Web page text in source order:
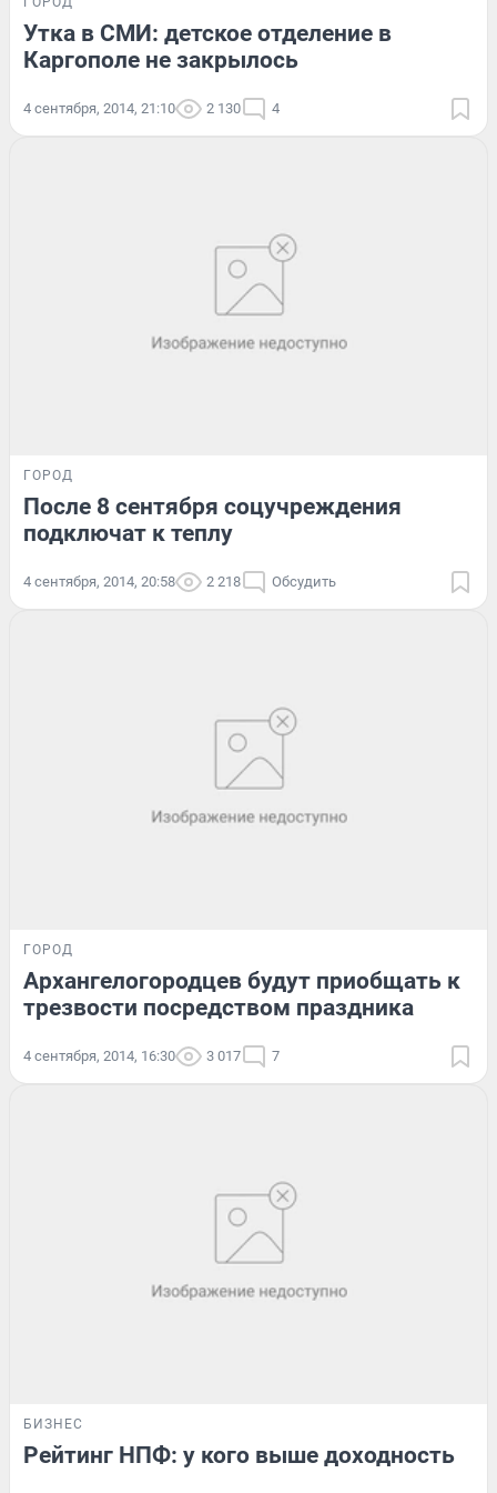
Утка в СМИ: детское отделение в
Каргополе не закрылось
4 сентября, 2014, 21:10 2 130 4
ГОРОД
После 8 сентября соцучреждения
подключат к теплу
4 сентября, 2014, 20:58 2 218 Обсудить
ГОРОД
Архангелогородцев будут приобщать к
трезвости посредством праздника
4 сентября, 2014, 16:30 3 017 7
БИЗНЕС
Рейтинг НПФ: у кого выше доходность